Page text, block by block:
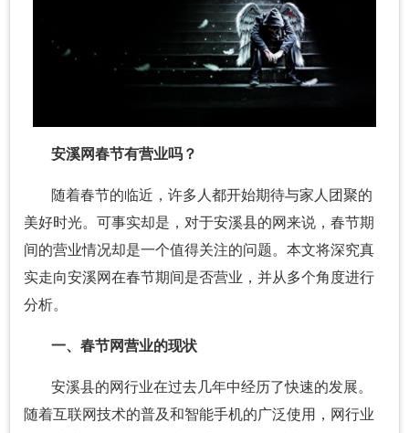
安溪网春节有营业吗？
随着春节的临近，许多人都开始期待与家人团聚的
美好时光。可事实却是，对于安溪县的网来说，春节期
间的营业情况却是一个值得关注的问题。本文将深究真
实走向安溪网在春节期间是否营业，并从多个角度进行
分析。
一、春节网营业的现状
安溪县的网行业在过去几年中经历了快速的发展。
随着互联网技术的普及和智能手机的广泛使用，网行业